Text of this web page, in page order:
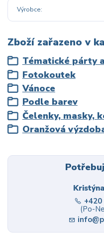
Výrobce
Zboží zařazeno v
Tématické párty
Fotokoutek
Vánoce
Podle barev
Čelenky, masky,
Oranžová
(Po-